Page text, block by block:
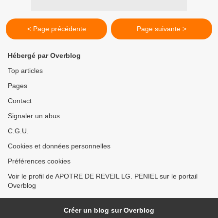
< Page précédente Page suivante >
Hébergé par Overblog
Top articles
Pages
Contact
Signaler un abus
C.G.U.
Cookies et données personnelles
Préférences cookies
Voir le profil de APOTRE DE REVEIL LG. PENIEL sur le portail
Overblog
Créer un blog sur Overblog